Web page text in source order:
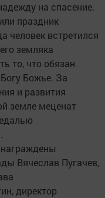
на спасение.
праздник
человек встретился
земляка
то, что обязан
Божье. За
и развития
земле меценат
Вячеслав Пугачев,
директор